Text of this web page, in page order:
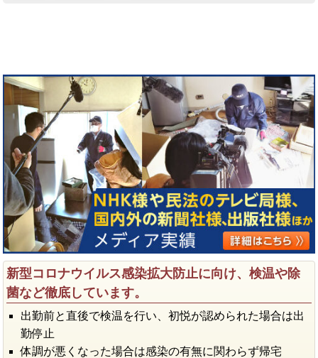
新型コロナウイルス感染拡大防止に向け、検温や除
菌など徹底しています。
出勤前と直後で検温を行い、初悦が認められた場合は出
勤停止
体調が悪くなった場合は感染の有無に関わらず帰宅